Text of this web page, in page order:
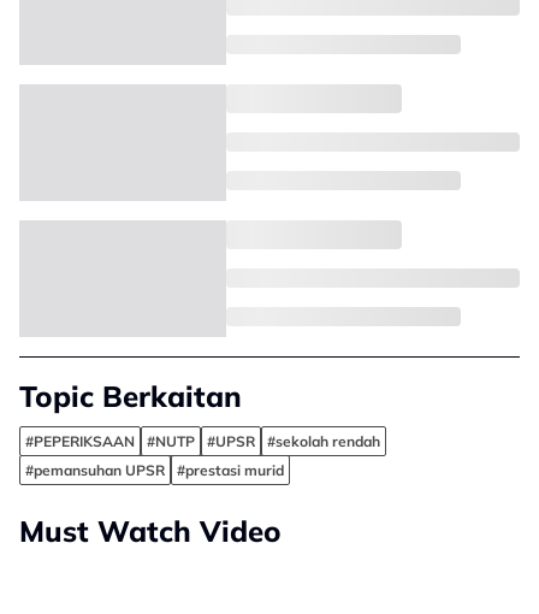
Topic Berkaitan
#PEPERIKSAAN #NUTP #UPSR
#sekolah rendah
#pemansuhan UPSR
#prestasi murid
Must Watch Video